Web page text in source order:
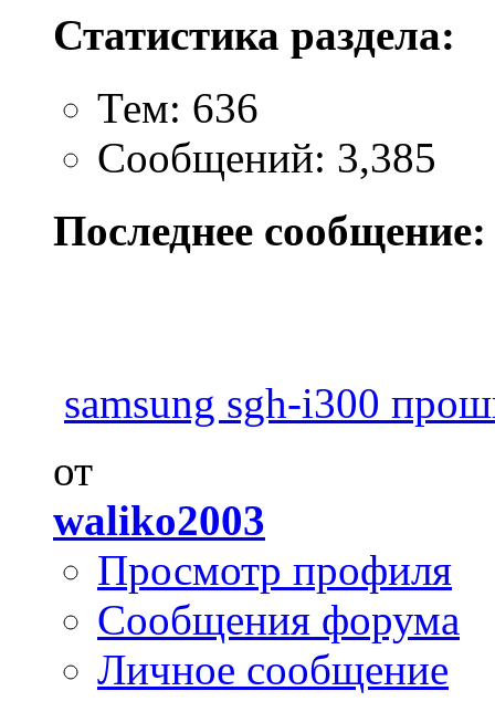
Статистика раздела:
Тем: 636
Сообщений: 3,385
Последнее сообщение:
samsung sgh-i300
от
waliko2003
Просмотр профиля
Сообщения форума
Личное сообщение